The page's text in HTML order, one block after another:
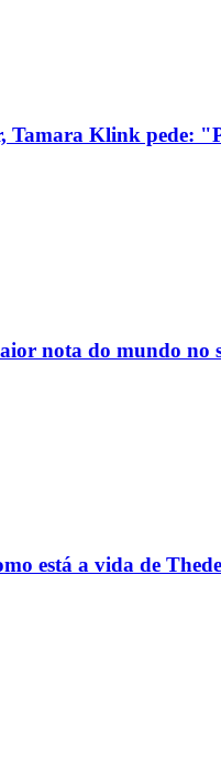
Tamara Klink pede:
nota do mundo no
está a vida de